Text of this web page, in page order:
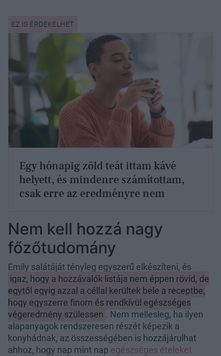
Egy hónapig zöld teát ittam kávé
helyett, és mindenre számítottam,
csak erre az eredményre nem
Nem kell hozzá nagy
főzőtudomány
Emily salátáját tényleg egyszerű elkészíteni, és
igaz, hogy a hozzávalók listája nem éppen rövid, de
egytől egyig azzal a céllal kerültek bele a receptbe,
hogy egyszerre finom és rendkívül egészséges
végeredmény szülessen . Nem mellesleg, ha ilyen
alapanyagok rendszeresen részét képezik a
konyhádnak, az összességében is hozzájárulhat
ahhoz, hogy nap mint nap egészséges ételeket